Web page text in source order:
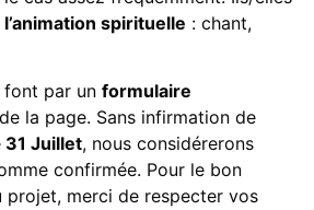
l’animation spirituelle : chant,
font par un formulaire
la page. Sans infirmation de
31 Juillet, nous considérerons
confirmée. Pour le bon
projet, merci de respecter vos